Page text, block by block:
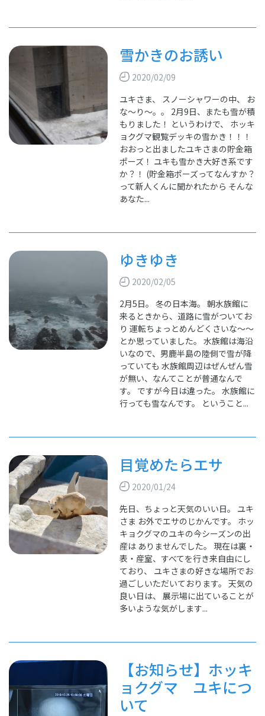
雪かきのお誘い
2020/02/09
ユキさま、 スノーシャワーの中、 お
な～り～。。 2月9日、またも雪が積
もりました！ というわけで、 ホッキ
ョクグマ観覧デッキの雪かき！！！
おおっと出ましたユキさまの貯金箱
ポーズ！ ユキも雪かき大好き系です
か？！ (貯金箱ポーズってなんすか？
って新人くんに聞かれたから そんな
あなた...
ゆきゆき
2020/02/05
2月5日。 冬の日本海。 朝水族館に
来るときから、道路に雪がついてお
り 運転ちょっとめんどくさいな～～
とか思っていました。 水族館は海沿
いなので、男鹿半島の陸側で雪が降
っていても 水族館周辺はぜんぜん雪
が無い、なんてことが普通なんで
す。 ですが今日は違った。 水族館に
行っても雪なんです。 ということ...
目覚めたらエサ
2020/01/24
先日、ちょっと天気のいい日。 ユキ
さま お外でエサのじかんです。 ホッ
キョクグマのユキの今シーズンの出
産は ありませんでした。 現在は裏・
表・産室、すべてを行き来自由にし
ており、 ユキさまの好きな場所でお
過ごしいただいております。 天気の
良い日は、 展示場に出ていることが
多いような気がします...
【お知らせ】ホッキ
ョクグマ ユキにつ
いて